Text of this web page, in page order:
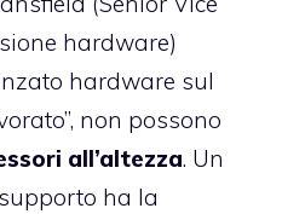
hardware)
hardware sul
non possono
all’altezza. Un
ha la